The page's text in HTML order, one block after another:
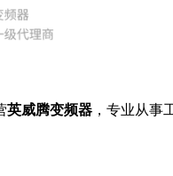
英威腾变频器 ，专业从事